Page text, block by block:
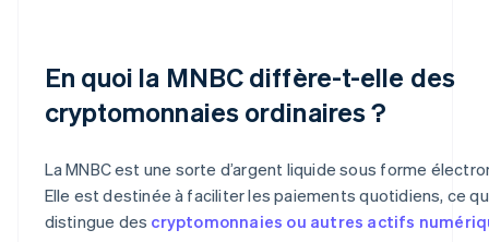
En quoi la MNBC diffère-t-elle des
cryptomonnaies ordinaires ?
La MNBC est une sorte d’argent liquide sous forme
Elle est destinée à faciliter les paiements quotidiens, ce
distingue des cryptomonnaies ou autres actifs